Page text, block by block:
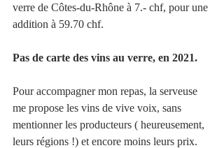
verre de Côtes-du-Rhône à 7.- chf, pour une
addition à 59.70 chf.
Pas de carte des vins au verre, en 2021.
Pour accompagner mon repas, la serveuse
me propose les vins de vive voix, sans
mentionner les producteurs ( heureusement,
leurs régions !) et encore moins leurs prix.